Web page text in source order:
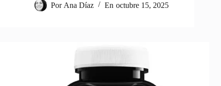
Por Ana Díaz En octubre 15, 2025